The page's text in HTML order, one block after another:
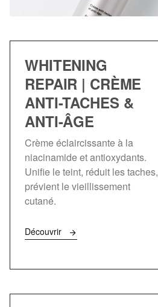
WHITENING
REPAIR | CRÈME
ANTI-TACHES &
ANTI-ÂGE
Crème éclaircissante à la
niacinamide et antioxydants.
Unifie le teint, réduit les taches,
prévient le vieillissement
cutané.
Découvrir